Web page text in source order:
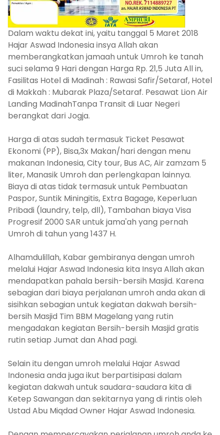
Dalam waktu dekat ini, yaitu tanggal 5 Maret 2018
Hajar Aswad Indonesia insya Allah akan
memberangkatkan jamaah untuk Umroh ke tanah
suci selama 9 Hari dengan Harga Rp. 21,5 Juta All in,
Fasilitas Hotel di Madinah : Rawasi Safir/Setaraf, Hotel
di Makkah : Mubarak Plaza/Setaraf. Pesawat Lion Air
Landing MadinahTanpa Transit di Luar Negeri
berangkat dari Jogja.
Harga di atas sudah termasuk Ticket Pesawat
Ekonomi (PP), Bisa,3x Makan/hari dengan menu
makanan Indonesia, City tour, Bus AC, Air zamzam 5
liter, Manasik Umroh dan perlengkapan lainnya.
Biaya di atas tidak termasuk untuk Pembuatan
Paspor, Suntik Miningitis, Extra Bagage, Keperluan
Pribadi (laundry, telp, dll), Tambahan biaya Visa
Progresif 2000 SAR untuk jama'ah yang pernah
Umroh di tahun yang 1437 H.
Alhamdulillah, Kabar gembiranya dengan umroh
melalui Hajar Aswad Indonesia kita Insya Allah akan
mendapatkan pahala bersih-bersih Masjid. Karena
sebagian dari biaya perjalanan umroh anda akan di
sisihkan sebagian untuk kegiatan dakwah bersih-
bersih Masjid Tim BBM Magelang yang rutin
mengadakan kegiatan Bersih-bersih Masjid gratis
rutin setiap Jumat dan Ahad pagi.
Selain itu dengan umroh melalui Hajar Aswad
Indonesia anda juga ikut berpartisipasi dalam
kegiatan dakwah untuk saudara-saudara kita di
Ketep Sawangan dan sekitarnya yang di rintis oleh
Ustad Abu Miqdad Owner Hajar Aswad Indonesia.